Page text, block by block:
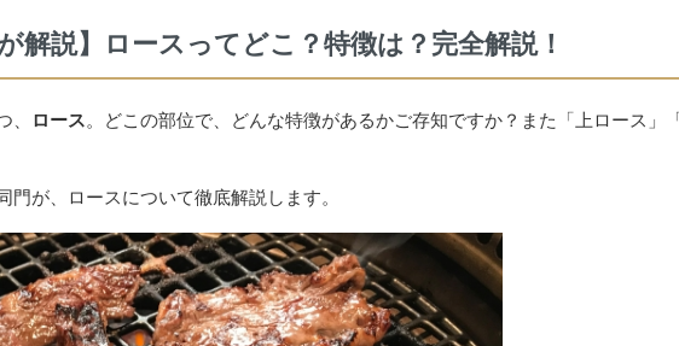
解説】ロースってどこ？特徴は？完全解説！
、 ロース。どこの部位で、どんな特徴があるかご存知ですか？また「上ロース」
門が、ロースについて徹底解説します。